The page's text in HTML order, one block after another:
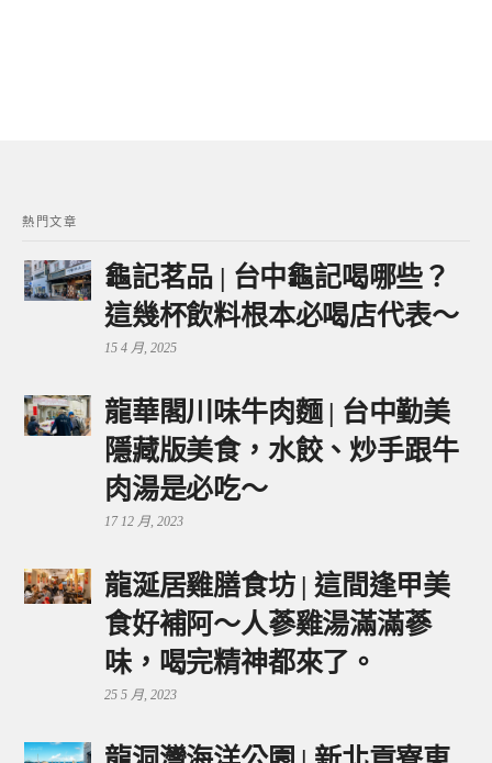
熱門文章
龜記茗品 | 台中龜記喝哪些？
這幾杯飲料根本必喝店代表～
15 4 月, 2025
龍華閣川味牛肉麵 | 台中勤美
隱藏版美食，水餃、炒手跟牛
肉湯是必吃～
17 12 月, 2023
龍涎居雞膳食坊 | 這間逢甲美
食好補阿～人蔘雞湯滿滿蔘
味，喝完精神都來了。
25 5 月, 2023